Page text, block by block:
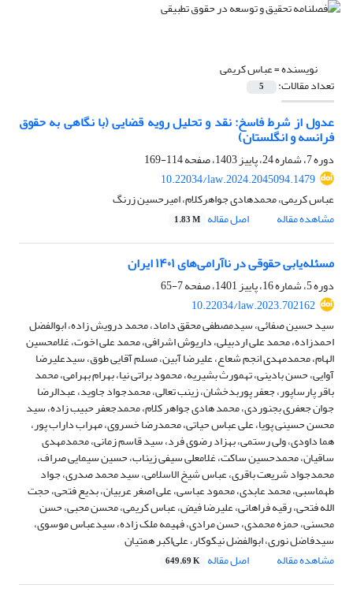
نویسنده =عباس کریمی
تعداد مقالات: 5
عدول از شرط فاسخ: نقد و تحلیل رویه قضایی (با نگاهی به حقوق
فرانسه و انگلستان)
دوره 7، شماره 24، پاییز 1403، صفحه
114-169
10.22034/law.2024.2045094.1479
عباس کریمی، محمدهادی جواهرکلام، امیرحسین زرنگ
مشاهده مقاله
اصل مقاله 1.83 M
مسئله‌یابی حقوقی در ناآرامی‌های ۱۴۰۱ ایران
دوره 5، شماره 16، پاییز 1401، صفحه
7-65
10.22034/law.2023.702162
سید حسین صفائی، سیدمصطفی محقق داماد، محمد درویش زاده، ابوالفضل
احمدزاده، محمد علی اردبیلی، داریوش اشرافی، محمد علی اخوت، غلامحسین
الهام، محمدمهدی انجم شعاع، علیرضا آبین، مسلم آقایی طوق، سیدعلیرضا
آوایی، حسن بادینی، تهمورث بشیریه، محمود براتی نیا، بهرام بهرامی، محمد
باقر پارساپور، جعفر پوربدخشان، زینب تعالی، محمدجواد جاوید، عبدالرضا
جوان جعفری بجنوردی، محمد هادی جواهر کلام، محمدجعفر حبیب زاده، سید
محسن حسینی پویا، علی عباس حیاتی، محمدرضا خسروی، مهراب داراب پور،
هما داودی، ولی رستمی، بهزاد رضوی فرد، سید قاسم زمانی، محمدمهدی
ساقیان، محمدحسین ساکت، غلامعلی سیفی زیناب، حسین سیمایی صراف،
محمدجواد شریعت باقری، عباس شیخ الاسلامی، سید محمد صدری، جواد
طهماسبی، محمد عابدی، محمود عباسی، علی اصغر عربیان، بدیع فتحی، حجت
الله فتحی، رقیه فراهانی، علیرضا فیض، عباس کریمی، محسن محبی، حسن
محسنی، حمزه محمدی، حسن مرادی، فهیمه ملک زاده، سیدعباس موسوی،
سیدفاضل نوری، ابوالفضل نیکوکار، علی‌اکبر همتیان
مشاهده مقاله
اصل مقاله 649.69 K